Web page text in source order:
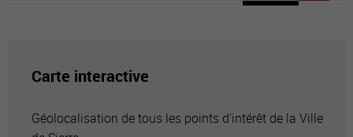
Carte interactive
Géolocalisation de tous les points d'intérêt de la Ville